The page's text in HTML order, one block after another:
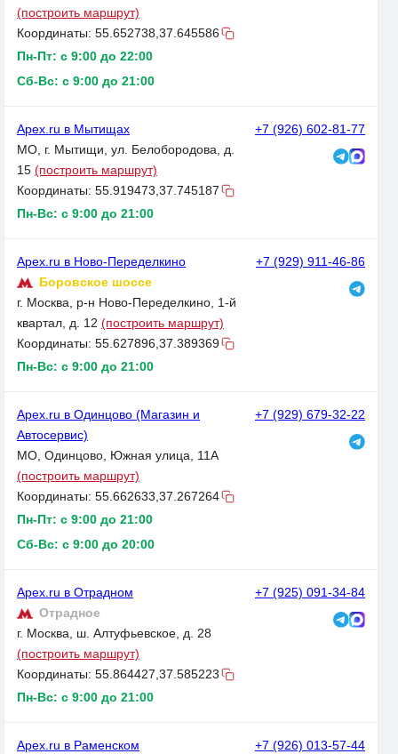
(построить маршрут)
Координаты: 55.652738,37.645586
Пн-Пт: с 9:00 до 22:00
Сб-Вс: с 9:00 до 21:00
Apex.ru в Мытищах
МО, г. Мытищи, ул. Белобородова, д.
15 (построить маршрут)
Координаты: 55.919473,37.745187
Пн-Вс: с 9:00 до 21:00
+7 (926) 602-81-77
Apex.ru в Ново-Переделкино
Боровское шоссе
г. Москва, р-н Ново-Переделкино, 1-й
квартал, д. 12 (построить маршрут)
Координаты: 55.627896,37.389369
Пн-Вс: с 9:00 до 21:00
+7 (929) 911-46-86
Apex.ru в Одинцово (Магазин и
Автосервис)
МО, Одинцово, Южная улица, 11А
(построить маршрут)
Координаты: 55.662633,37.267264
Пн-Пт: с 9:00 до 21:00
Сб-Вс: с 9:00 до 20:00
+7 (929) 679-32-22
Apex.ru в Отрадном
Отрадное
г. Москва, ш. Алтуфьевское, д. 28
(построить маршрут)
Координаты: 55.864427,37.585223
Пн-Вс: с 9:00 до 21:00
+7 (925) 091-34-84
Apex.ru в Раменском
+7 (926) 013-57-44